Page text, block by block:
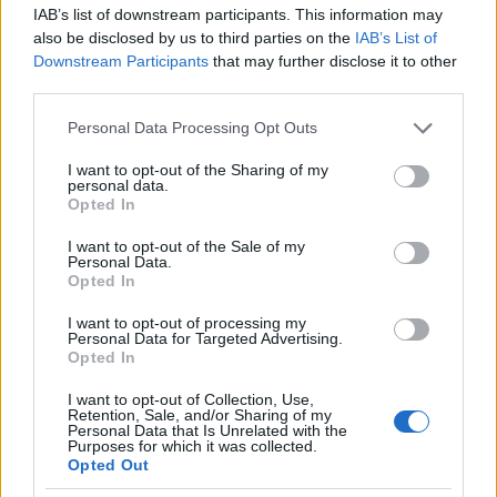
IAB’s list of downstream participants. This information may
also be disclosed by us to third parties on the IAB’s List of
Downstream Participants that may further disclose it to other
Please note that this website/app uses one or more Google
not limited to your visit or usage behaviour. You may click to
grant or deny consent to Google and its third-party tags to
use your data for below specified purposes in below Google
consent section.
Personal Data Processing Opt Outs
I want to opt-out of the Sharing of my
personal data.
Opted In
I want to opt-out of the Sale of my
Personal Data.
Opted In
I want to opt-out of processing my
Personal Data for Targeted Advertising.
Opted In
I want to opt-out of Collection, Use,
Retention, Sale, and/or Sharing of my
Personal Data that Is Unrelated with the
Purposes for which it was collected.
Opted Out
εκ τούτου, άμεσα καταθέτω αφενός μεν αγωγή για
τα όσα ψευδώς αναφέρονται για εμένα σε αυτό,
αφετέρου δε μηνυτήρια αναφορά στις αρμόδιες
καταγγελλομένων, ώστε η υπογράφουσα
δημοσιογράφος και η σύνταξη της εφημερίδας να
προσκομίσουν τα στοιχεία που διατείνονται ότι
τυχόν ευθύνες άλλων εμπλεκόμενων προσώπων.
Ως προς την ουσία του ζητήματος, επισημαίνω ότι
ουδέποτε ενημερώθηκα προσωπικά ή
Πολιτικής Προστασίας, της Πυροσβεστικής
υπηρεσίας και του ΕΚΑΒγια περιστατικό άφιξης
τεσσάρων ατόμων – συνοδών της ομάδας μπάσκετ